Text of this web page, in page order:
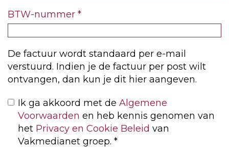
BTW-nummer *
De factuur wordt standaard per e-mail
verstuurd. Indien je de factuur per post wilt
ontvangen, dan kun je dit hier aangeven.
Ik ga akkoord met de Algemene
Voorwaarden en heb kennis genomen van
het Privacy en Cookie Beleid van
Vakmedianet groep. *